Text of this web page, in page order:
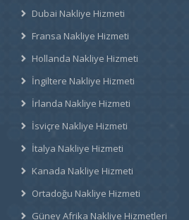
Dubai Nakliye Hizmeti
Fransa Nakliye Hizmeti
Hollanda Nakliye Hizmeti
İngiltere Nakliye Hizmeti
İrlanda Nakliye Hizmeti
İsviçre Nakliye Hizmeti
İtalya Nakliye Hizmeti
Kanada Nakliye Hizmeti
Ortadoğu Nakliye Hizmeti
Güney Afrika Nakliye Hizmetleri